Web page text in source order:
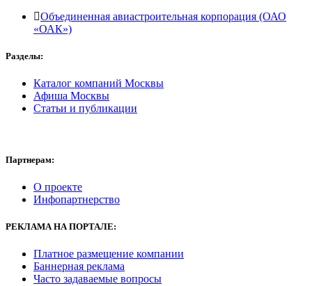
Объединенная авиастроительная корпорация (ОАО
«ОАК»)
Разделы:
Каталог компаний Москвы
Афиша Москвы
Статьи и публикации
Партнерам:
О проекте
Инфопартнерство
РЕКЛАМА НА ПОРТАЛЕ:
Платное размещение компании
Баннерная реклама
Часто задаваемые вопросы